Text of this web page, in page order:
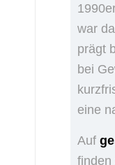
war
prägt
bei
eine
Auf
finden